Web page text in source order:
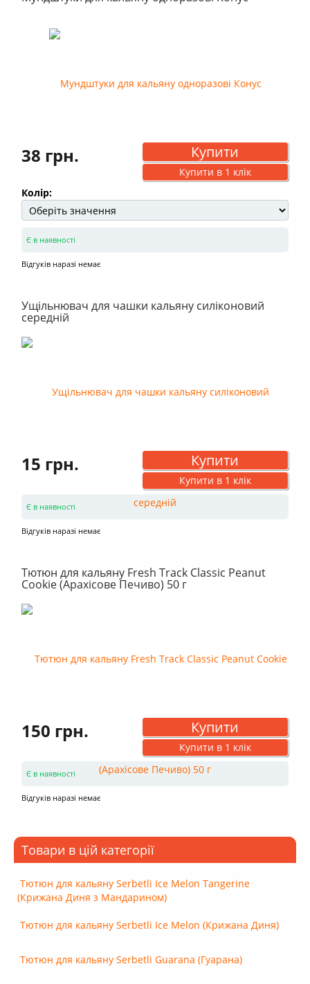
38 грн. Купити
Купити в 1 клік
Колір:
Є в наявності
Відгуків наразі немає
Ущільнювач для чашки кальяну силіконовий
середній
15 грн. Купити
Купити в 1 клік
Є в наявності
Відгуків наразі немає
Тютюн для кальяну Fresh Track Classic Peanut
Cookie (Арахісове Печиво) 50 г
150 грн. Купити
Купити в 1 клік
Є в наявності
Відгуків наразі немає
Товари в цій категорії
Тютюн для кальяну Serbetli Ice Melon Tangerine
(Крижана Диня з Мандарином)
Тютюн для кальяну Serbetli Ice Melon (Крижана Диня)
Тютюн для кальяну Serbetli Guarana (Гуарана)